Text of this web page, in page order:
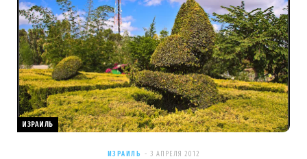
ИЗРАИЛЬ
ИЗРАИЛЬ 3 АПРЕЛЯ 2012